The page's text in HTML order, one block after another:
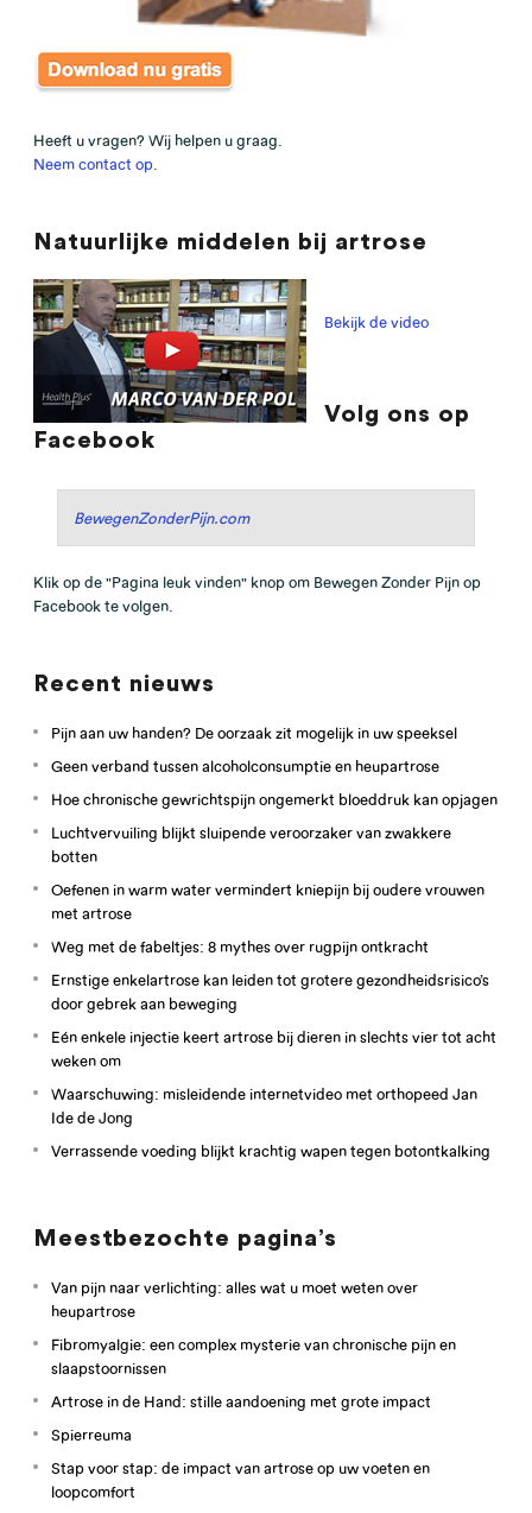
Heeft u vragen? Wij helpen u graag.
Neem contact op
Natuurlijke middelen bij artrose
Bekijk de video
Volg ons op
Facebook
BewegenZonderPijn.com
Klik op de "Pagina leuk vinden" knop om Bewegen Zonder Pijn op
Facebook te volgen.
Recent nieuws
Pijn aan uw handen? De oorzaak zit mogelijk in uw speeksel
Geen verband tussen alcoholconsumptie en heupartrose
Hoe chronische gewrichtspijn ongemerkt bloeddruk kan opjagen
Luchtvervuiling blijkt sluipende veroorzaker van zwakkere
botten
Oefenen in warm water vermindert kniepijn bij oudere vrouwen
met artrose
Weg met de fabeltjes: 8 mythes over rugpijn ontkracht
Ernstige enkelartrose kan leiden tot grotere gezondheidsrisico’s
door gebrek aan beweging
Eén enkele injectie keert artrose bij dieren in slechts vier tot acht
weken om
Waarschuwing: misleidende internetvideo met orthopeed Jan
Ide de Jong
Verrassende voeding blijkt krachtig wapen tegen botontkalking
Meestbezochte pagina’s
Van pijn naar verlichting: alles wat u moet weten over
heupartrose
Fibromyalgie: een complex mysterie van chronische pijn en
slaapstoornissen
Artrose in de Hand: stille aandoening met grote impact
Spierreuma
Stap voor stap: de impact van artrose op uw voeten en
loopcomfort